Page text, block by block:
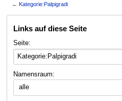
←Kategorie:Palpigradi
Navigation
Suche
Links auf diese Seite
Seite:
Namensraum:
alle